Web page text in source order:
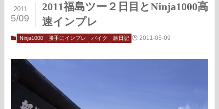
2011福島ツー２日目とNinja1000高
速インプレ
2011
5/09
Ninja1000 勝手にインプレ バイク 旅日記 2011-05-09